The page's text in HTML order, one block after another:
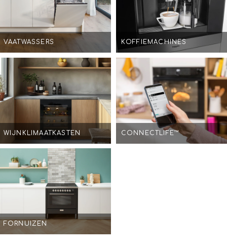
VAATWASSERS KOFFIEMACHINES
WIJNKLIMAATKASTEN CONNECTLIFE™
FORNUIZEN